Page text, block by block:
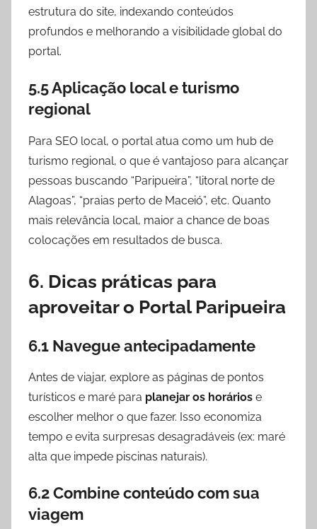
estrutura do site, indexando conteúdos
profundos e melhorando a visibilidade global do
portal.
5.5 Aplicação local e turismo
regional
Para SEO local, o portal atua como um hub de
turismo regional, o que é vantajoso para alcançar
pessoas buscando “Paripueira”, “litoral norte de
Alagoas”, “praias perto de Maceió”, etc. Quanto
mais relevância local, maior a chance de boas
colocações em resultados de busca.
6. Dicas práticas para
aproveitar o Portal Paripueira
6.1 Navegue antecipadamente
Antes de viajar, explore as páginas de pontos
turísticos e maré para planejar os horários e
escolher melhor o que fazer. Isso economiza
tempo e evita surpresas desagradáveis (ex: maré
alta que impede piscinas naturais).
6.2 Combine conteúdo com sua
viagem